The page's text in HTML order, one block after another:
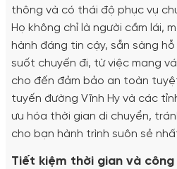
thông và có thái độ phục vụ
Họ không chỉ là người cầm lái,
hành đáng tin cậy, sẵn sàng
suốt chuyến đi, từ việc mang
cho đến đảm bảo an toàn
tuyến đường Vĩnh Hy và các
ưu hóa thời gian di chuyển,
cho bạn hành trình suôn sẻ
Tiết kiệm thời gian và công